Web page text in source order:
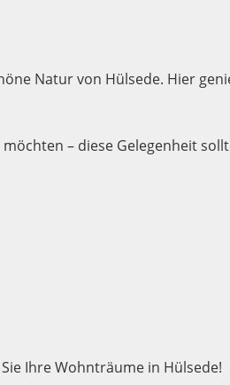
Natur von Hülsede. Hier
– diese Gelegenheit
Ihre Wohnträume in Hülsede!